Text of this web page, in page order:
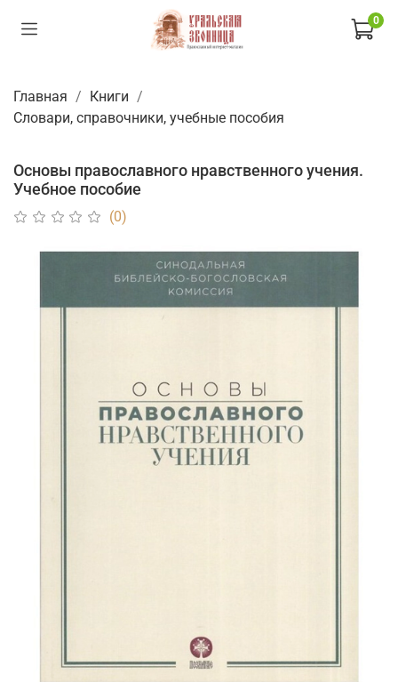
0
Главная
Книги
Словари, справочники, учебные пособия
Основы православного нравственного учения.
Учебное пособие
(0)